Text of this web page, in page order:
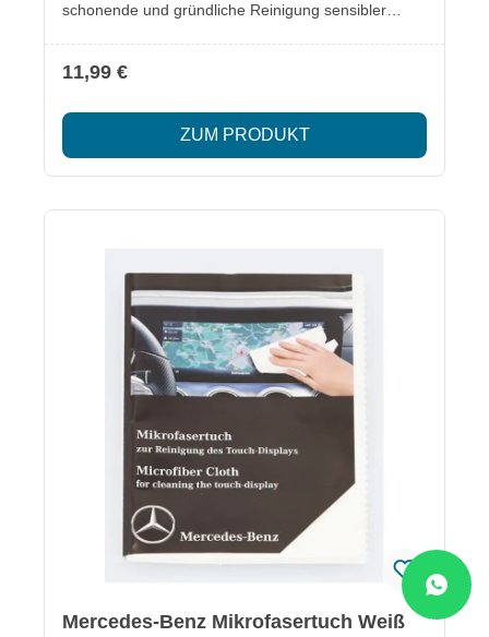
schonende und gründliche Reinigung sensibler
effektiv und hinterlässt keine Rückstände.
Lieferumfang: 1x Mikrofasertuch DIN A5, weiß
Bildschirmoberflächen Hochwertige Verarbeitung
bleibt erhalten
11,99 €
ZUM PRODUKT
Mercedes-Benz Mikrofasertuch Weiß